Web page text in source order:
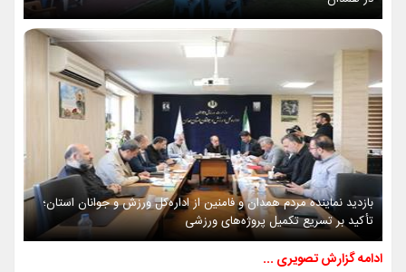
بازدید نماینده مردم همدان و فامنین از اداره‌کل ورزش و جوانان استان؛
تأکید بر تسریع تکمیل پروژه‌های ورزشی
ادامه گزارش تصویری ...